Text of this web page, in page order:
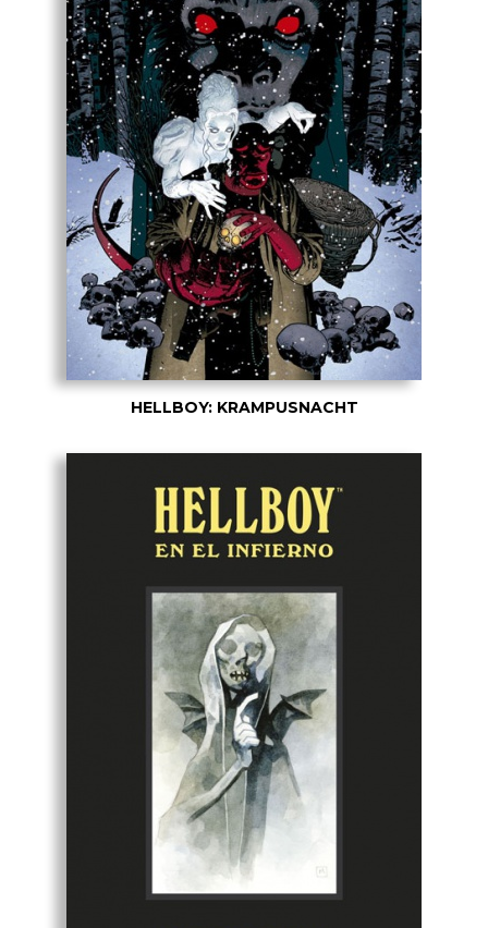
HELLBOY: KRAMPUSNACHT